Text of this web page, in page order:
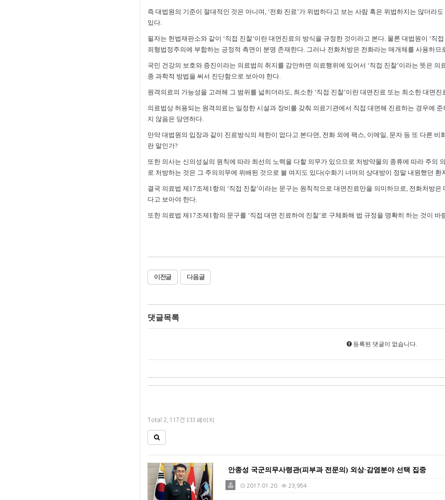
즉 대법원의 기준이 절대적인 것은 아니며, ‘전화 진료’가 위법하다고 보는 사람 혹은 위법하지는 않더라
있다.
필자는 헌법재판소와 같이 ‘직접 진찰’이란 대면진료의 방식을 규정한 것이라고 본다. 물론 대법원이 ‘직
죄형법정주의에 부합하는 긍정적 측면이 분명 존재한다. 그러나 전화처방은 전화라는 매개체를 사용하므
국민 건강의 보호와 증진이라는 의료법의 취지를 감안하면 의료행위에 있어서 ‘직접 진찰’이라는 뜻은
종 과학적 방법을 써서 진단함으로 보아야 한다.
원격의료의 가능성을 고려해 그 범위를 넓히더라도, 최소한 ‘직접 진찰’이란 대면진료 또는 최소한 대면
의료법상 허용되는 원격의료는 일정한 시설과 장비를 갖춰 의료기관에서 직접 대면해 진료하는 경우에
지 않음은 당연하다.
만약 대법원의 입장과 같이 진료방식의 제한이 없다고 본다면, 전화 외에 팩스, 이메일, 문자 등 또 다른
란 말인가?
또한 의사는 신의성실의 원칙에 따라 최선의 노력을 다할 의무가 있으므로 처방약물의 종류에 따라 주의
로 처방하는 것은 그 주의의무에 위배된 것으로 볼 여지도 있다(수화기 너머의 상대방이 정말 내원했던
결국 의료법 제17조제1항의 ‘직접 진찰’이라는 문구는 원칙적으로 대면진료만을 의미하므로, 전화처방
다고 보아야 한다.
또한 의료법 제17조제1항의 문구를 ‘직접 대면 진료하여 진찰’로 구체화해 법 규정을 명확히 하는 것이 바
이전글 다음글
댓글목록
등록된 댓글이 없습니다.
Total 2,117건 133 페이지
안종성 국군의무사령관(피부과 전문의) 외상·감염분야 선택 집중
2017.01.20 23,954